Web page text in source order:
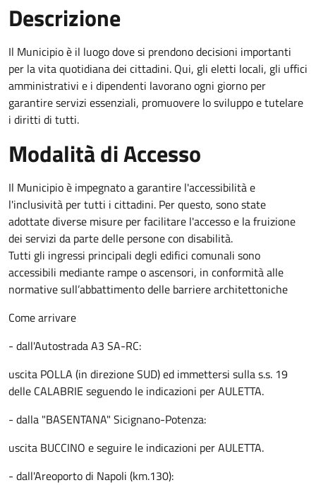
Descrizione
Il Municipio è il luogo dove si prendono decisioni importanti
per la vita quotidiana dei cittadini. Qui, gli eletti locali, gli uffici
amministrativi e i dipendenti lavorano ogni giorno per
garantire servizi essenziali, promuovere lo sviluppo e tutelare
i diritti di tutti.
Modalità di Accesso
Il Municipio è impegnato a garantire l'accessibilità e
l'inclusività per tutti i cittadini. Per questo, sono state
adottate diverse misure per facilitare l'accesso e la fruizione
dei servizi da parte delle persone con disabilità.
Tutti gli ingressi principali degli edifici comunali sono
accessibili mediante rampe o ascensori, in conformità alle
normative sull’abbattimento delle barriere architettoniche
Come arrivare
- dall'Autostrada A3 SA-RC:
uscita POLLA (in direzione SUD) ed immettersi sulla s.s. 19
delle CALABRIE seguendo le indicazioni per AULETTA.
- dalla "BASENTANA" Sicignano-Potenza:
uscita BUCCINO e seguire le indicazioni per AULETTA.
- dall'Areoporto di Napoli (km.130):